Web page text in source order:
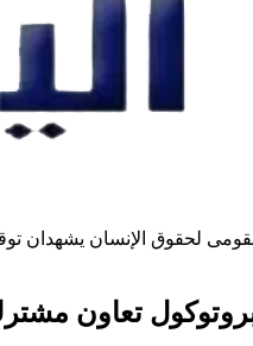
لحقوق الإنسان يشهدان
تعاون